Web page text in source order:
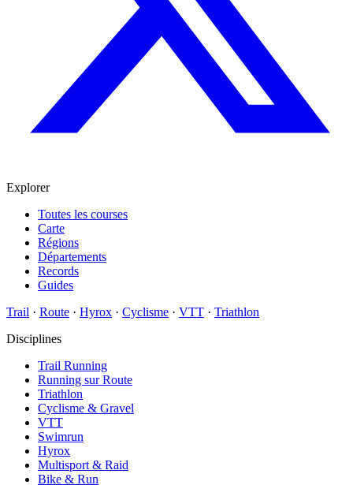
Explorer
Toutes les courses
Carte
Régions
Départements
Records
Guides
Trail · Route · Hyrox · Cyclisme · VTT · Triathlon
Disciplines
Trail Running
Running sur Route
Triathlon
Cyclisme & Gravel
VTT
Swimrun
Hyrox
Multisport & Raid
Bike & Run